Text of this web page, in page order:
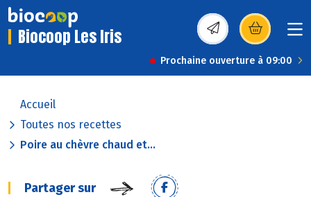
Biocoop Les Iris (s’ouvre dans une
Prochaine ouverture à 09:00
Accueil
Toutes nos recettes
Poire au chèvre chaud et...
Partager sur